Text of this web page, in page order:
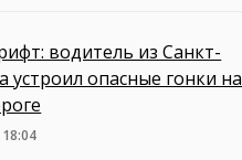
водитель из Санкт-
устроил опасные гонки на